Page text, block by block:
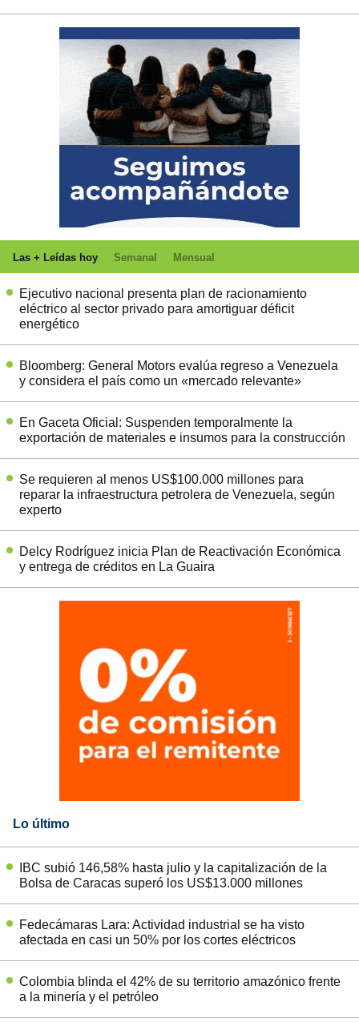
Las + Leídas hoy Semanal Mensual
Ejecutivo nacional presenta plan de racionamiento
eléctrico al sector privado para amortiguar déficit
energético
Bloomberg: General Motors evalúa regreso a Venezuela
y considera el país como un «mercado relevante»
En Gaceta Oficial: Suspenden temporalmente la
exportación de materiales e insumos para la construcción
Se requieren al menos US$100.000 millones para
reparar la infraestructura petrolera de Venezuela, según
experto
Delcy Rodríguez inicia Plan de Reactivación Económica
y entrega de créditos en La Guaira
Lo último
IBC subió 146,58% hasta julio y la capitalización de la
Bolsa de Caracas superó los US$13.000 millones
Fedecámaras Lara: Actividad industrial se ha visto
afectada en casi un 50% por los cortes eléctricos
Colombia blinda el 42% de su territorio amazónico frente
a la minería y el petróleo